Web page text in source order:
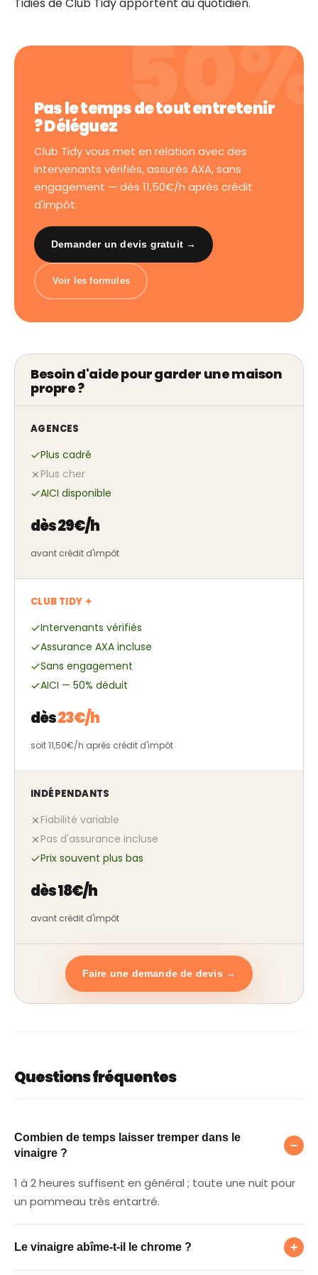
Pas le temps de tout entretenir
? Déléguez
Club Tidy vous met en relation avec des
intervenants vérifiés, assurés AXA, sans
engagement — dès 11,50€/h après crédit
d'impôt.
Demander un devis gratuit →
Voir les formules
Besoin d'aide pour garder une maison
propre ?
AGENCES
Plus cadré
Plus cher
AICI disponible
dès 29€/h
avant crédit d'impôt
CLUB TIDY ✦
Intervenants vérifiés
Assurance AXA incluse
Sans engagement
AICI — 50% déduit
dès23€/h
soit 11,50€/h après crédit d'impôt
INDÉPENDANTS
Fiabilité variable
Pas d'assurance incluse
Prix souvent plus bas
dès 18€/h
avant crédit d'impôt
Faire une demande de devis →
Questions fréquentes
Combien de temps laisser tremper dans le
vinaigre ?
−
1 à 2 heures suffisent en général ; toute une nuit pour
un pommeau très entartré.
Le vinaigre abîme-t-il le chrome ? +